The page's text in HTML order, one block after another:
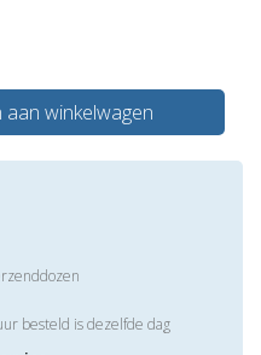
winkelwagen
besteld is dezelfde dag